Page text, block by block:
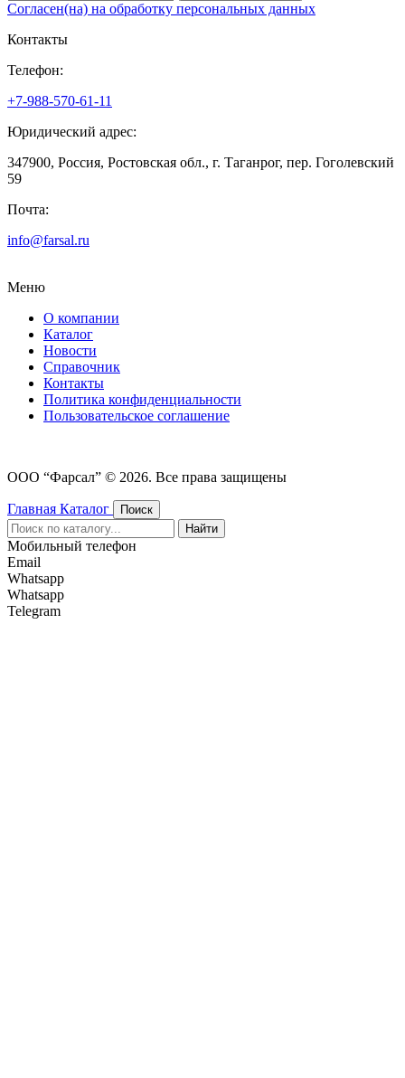
Согласен(на) на обработку персональных данных
Контакты
Телефон:
+7-988-570-61-11
Юридический адрес:
347900, Россия, Ростовская обл., г. Таганрог, пер. Гоголевский
59
Почта:
info@farsal.ru
Меню
О компании
Каталог
Новости
Cправочник
Контакты
Политика конфиденциальности
Пользовательское соглашение
ООО “Фарсал” © 2026. Все права защищены
Главная Каталог
Поиск
Найти
Мобильный телефон
Email
Whatsapp
Whatsapp
Telegram